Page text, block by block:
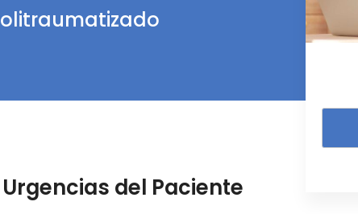
Urgencias del Paciente